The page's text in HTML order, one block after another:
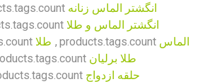
انگشتر الماس زنانه
انگشتر الماس و طلا
الماس products.tags.count
, طلا
طلا برلیان
حلقه ازدواج